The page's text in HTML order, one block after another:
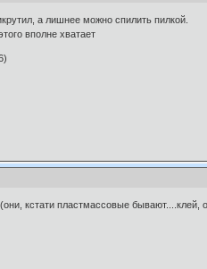
а лишнее можно спилить пилкой.
вполне хватает
кстати пластмассовые бывают....клей,